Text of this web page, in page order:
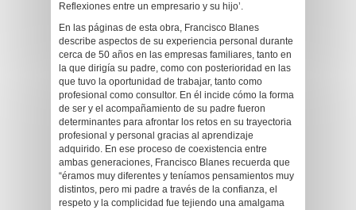
Reflexiones entre un empresario y su hijo’.
En las páginas de esta obra, Francisco Blanes
describe aspectos de su experiencia personal durante
cerca de 50 años en las empresas familiares, tanto en
la que dirigía su padre, como con posterioridad en las
que tuvo la oportunidad de trabajar, tanto como
profesional como consultor. En él incide cómo la forma
de ser y el acompañamiento de su padre fueron
determinantes para afrontar los retos en su trayectoria
profesional y personal gracias al aprendizaje
adquirido. En ese proceso de coexistencia entre
ambas generaciones, Francisco Blanes recuerda que
“éramos muy diferentes y teníamos pensamientos muy
distintos, pero mi padre a través de la confianza, el
respeto y la complicidad fue tejiendo una amalgama